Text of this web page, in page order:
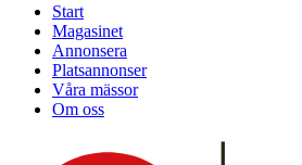
Start
Magasinet
Annonsera
Platsannonser
Våra mässor
Om oss